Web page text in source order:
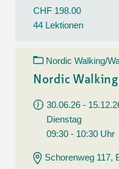
CHF 198.00
44 Lektionen
Nordic Walking/
Nordic
30.06.26 -
Dienstag
09:30 - 10:30 Uhr
Schorenweg 117,